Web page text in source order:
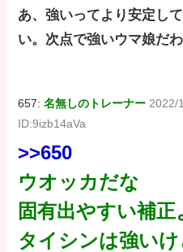
あ、強いってより安定し
い。次点で強いウマ娘だわ
657:名無しのトレーナー 2022/
ID:9izb14aVa
>>650
ウオッカだな
固有出やすい補
タイシンは強い